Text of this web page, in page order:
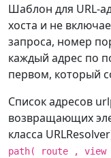
Шаблон для URL-
хоста и не
запроса, номер
каждый адрес по
первом, который
Список адресов
возвращающих
класса
path( route , view ,